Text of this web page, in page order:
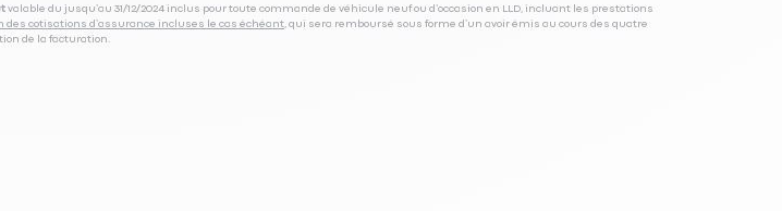
valable du jusqu’au 31/12/2024 inclus pour toute commande de véhicule neuf ou d’occasion en LLD, incluant les prestations
des cotisations d’assurance incluses le cas échéant, qui sera remboursé sous forme d’un avoir émis au cours des quatre
de la facturation.